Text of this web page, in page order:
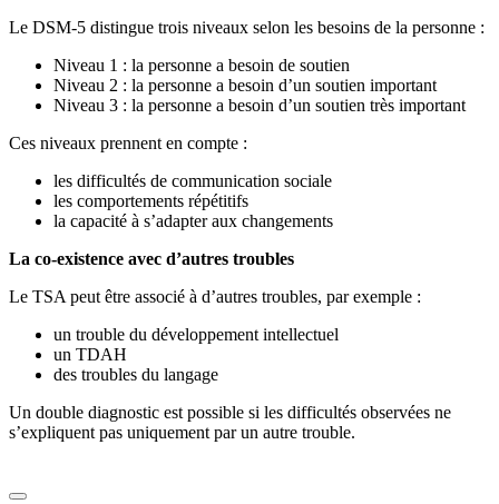
Le DSM-5 distingue trois niveaux selon les besoins de la personne :
Niveau 1 : la personne a besoin de soutien
Niveau 2 : la personne a besoin d’un soutien important
Niveau 3 : la personne a besoin d’un soutien très important
Ces niveaux prennent en compte :
les difficultés de communication sociale
les comportements répétitifs
la capacité à s’adapter aux changements
La co-existence avec d’autres troubles
Le TSA peut être associé à d’autres troubles, par exemple :
un trouble du développement intellectuel
un TDAH
des troubles du langage
Un double diagnostic est possible si les difficultés observées ne
s’expliquent pas uniquement par un autre trouble.